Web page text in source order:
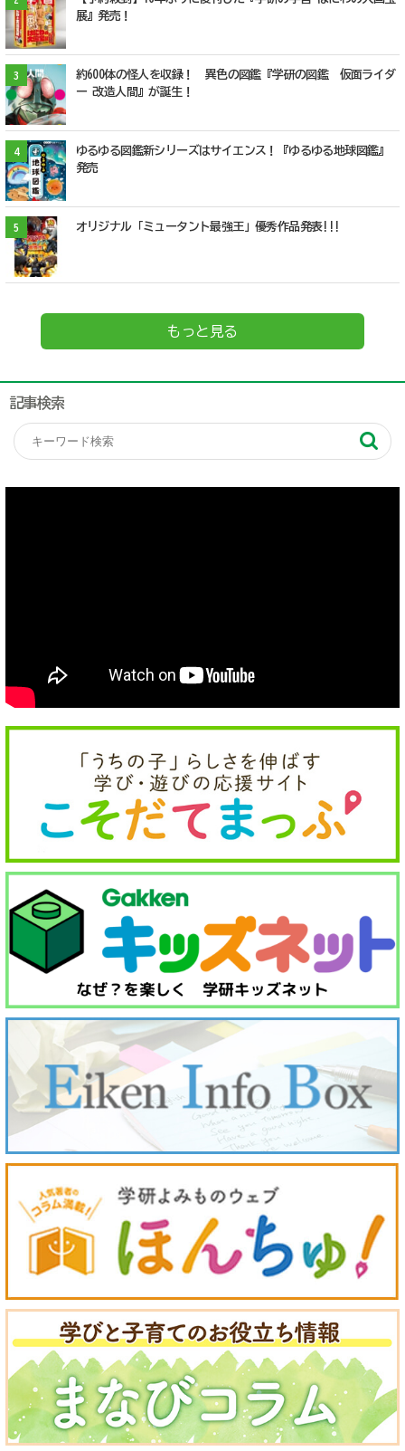
展』発売！
3
約600体の怪人を収録！ 異色の図鑑『学研の図鑑 仮面ライダ
ー 改造人間』が誕生！
4
ゆるゆる図鑑新シリーズはサイエンス！『ゆるゆる地球図鑑』
発売
5 オリジナル「ミュータント最強王」優秀作品発表!!!
もっと見る
記事検索